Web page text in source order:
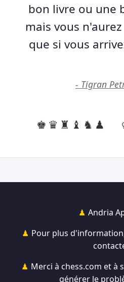
bon livre ou une
mais vous
que si vous
- Tigran
♚♛♜♝♞♟
Andria
Pour plus
Merci à chess.com et à
générer le